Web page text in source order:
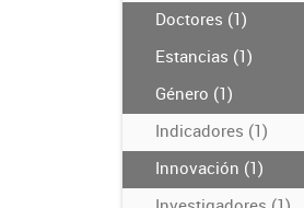
Doctores (1)
Estancias (1)
Género (1)
Indicadores (1)
Innovación (1)